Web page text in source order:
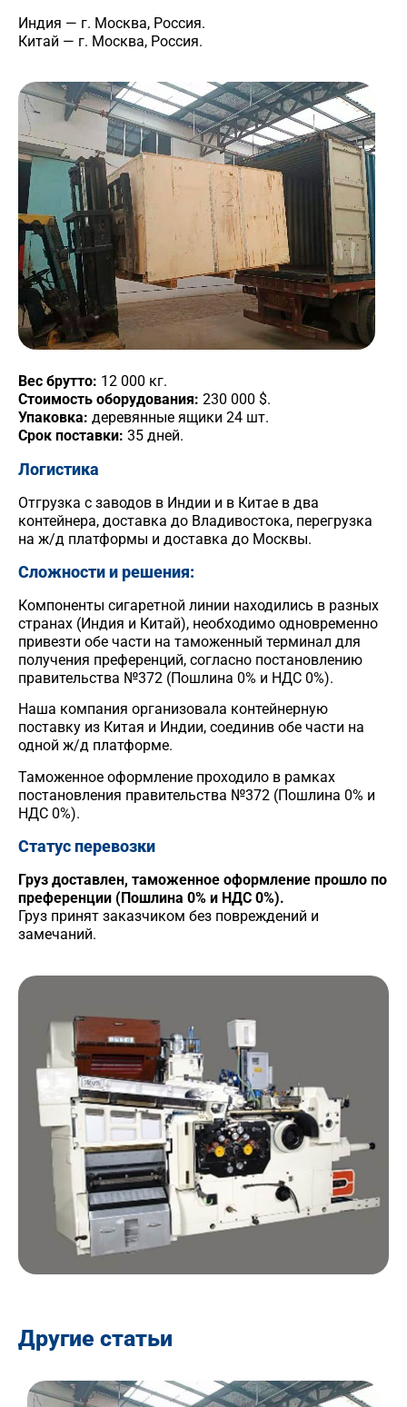
Индия — г. Москва, Россия.
Китай — г. Москва, Россия.
Вес брутто: 12 000 кг.
Стоимость оборудования: 230 000 $.
Упаковка: деревянные ящики 24 шт.
Срок поставки: 35 дней.
Логистика
Отгрузка с заводов в Индии и в Китае в два
контейнера, доставка до Владивостока, перегрузка
на ж/д платформы и доставка до Москвы.
Сложности и решения:
Компоненты сигаретной линии находились в разных
странах (Индия и Китай), необходимо одновременно
привезти обе части на таможенный терминал для
получения преференций, согласно постановлению
правительства №372 (Пошлина 0% и НДС 0%).
Наша компания организовала контейнерную
поставку из Китая и Индии, соединив обе части на
одной ж/д платформе.
Таможенное оформление проходило в рамках
постановления правительства №372 (Пошлина 0% и
НДС 0%).
Статус перевозки
Груз доставлен, таможенное оформление прошло по
преференции (Пошлина 0% и НДС 0%).
Груз принят заказчиком без повреждений и
замечаний.
Другие статьи